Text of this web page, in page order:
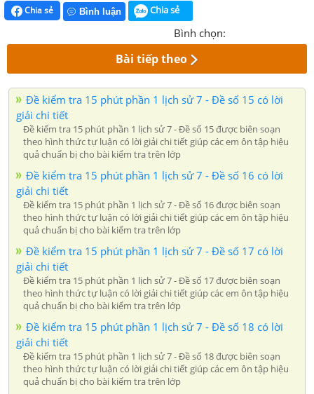
Chia sẻ Bình luận Chia sẻ
Bình chọn:
Bài tiếp theo
Đề kiểm tra 15 phút phần 1 lịch sử 7 - Đề số 15 có lời
giải chi tiết
Đề kiểm tra 15 phút phần 1 lịch sử 7 - Đề số 15 được biên soạn
theo hình thức tự luận có lời giải chi tiết giúp các em ôn tập hiệu
quả chuẩn bị cho bài kiểm tra trên lớp
Đề kiểm tra 15 phút phần 1 lịch sử 7 - Đề số 16 có lời
giải chi tiết
Đề kiểm tra 15 phút phần 1 lịch sử 7 - Đề số 16 được biên soạn
theo hình thức tự luận có lời giải chi tiết giúp các em ôn tập hiệu
quả chuẩn bị cho bài kiểm tra trên lớp
Đề kiểm tra 15 phút phần 1 lịch sử 7 - Đề số 17 có lời
giải chi tiết
Đề kiểm tra 15 phút phần 1 lịch sử 7 - Đề số 17 được biên soạn
theo hình thức tự luận có lời giải chi tiết giúp các em ôn tập hiệu
quả chuẩn bị cho bài kiểm tra trên lớp
Đề kiểm tra 15 phút phần 1 lịch sử 7 - Đề số 18 có lời
giải chi tiết
Đề kiểm tra 15 phút phần 1 lịch sử 7 - Đề số 18 được biên soạn
theo hình thức tự luận có lời giải chi tiết giúp các em ôn tập hiệu
quả chuẩn bị cho bài kiểm tra trên lớp